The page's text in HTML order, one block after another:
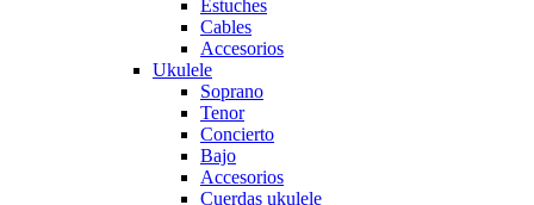
Estuches
Cables
Accesorios
Ukulele
Soprano
Tenor
Concierto
Bajo
Accesorios
Cuerdas ukulele